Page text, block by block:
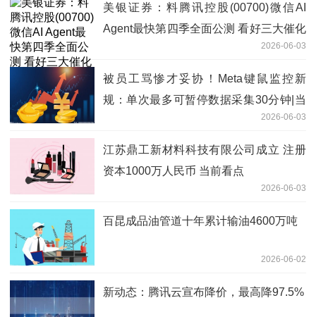
美银证券：料腾讯控股(00700)微信AI
Agent最快第四季全面公测 看好三大催化
2026-06-03
被员工骂惨才妥协！Meta键鼠监控新
规：单次最多可暂停数据采集30分钟|当
2026-06-03
江苏鼎工新材料科技有限公司成立 注册
资本1000万人民币 当前看点
2026-06-03
百昆成品油管道十年累计输油4600万吨
2026-06-02
新动态：腾讯云宣布降价，最高降97.5%